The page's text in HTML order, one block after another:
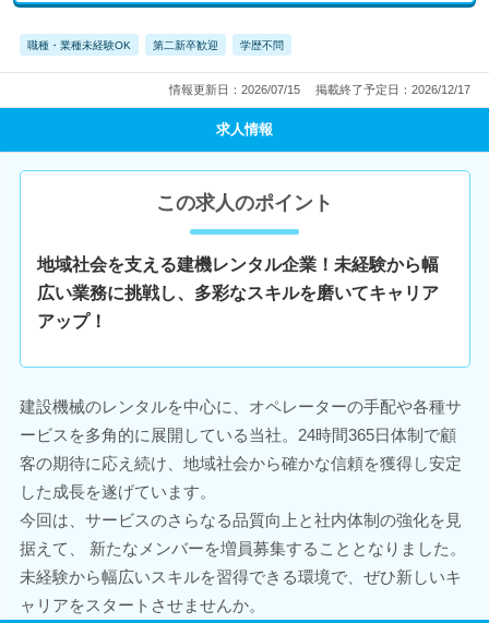
職種・業種未経験OK 第二新卒歓迎 学歴不問
情報更新日：2026/07/15 掲載終了予定日：2026/12/17
求人情報
この求人のポイント
地域社会を支える建機レンタル企業！未経験から幅
広い業務に挑戦し、多彩なスキルを磨いてキャリア
アップ！
建設機械のレンタルを中心に、オペレーターの手配や各種サ
ービスを多角的に展開している当社。24時間365日体制で顧
客の期待に応え続け、地域社会から確かな信頼を獲得し安定
した成長を遂げています。
今回は、サービスのさらなる品質向上と社内体制の強化を見
据えて、 新たなメンバーを増員募集することとなりました。
未経験から幅広いスキルを習得できる環境で、ぜひ新しいキ
ャリアをスタートさせませんか。